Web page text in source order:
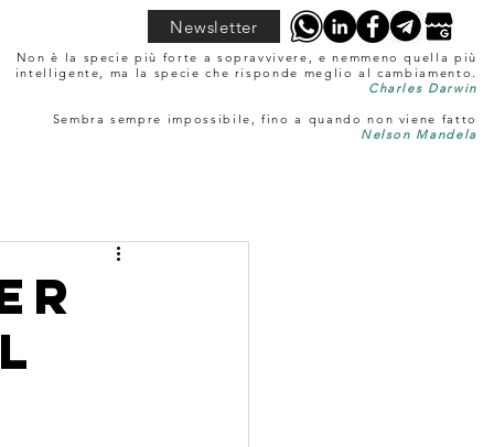
Newsletter
Non è la specie più forte a sopravvivere, e nemmeno quella più
intelligente, ma la specie che risponde meglio al cambiamento.
Charles Darwin
Sembra sempre impossibile, fino a quando non viene fatto
Nelson Mandela